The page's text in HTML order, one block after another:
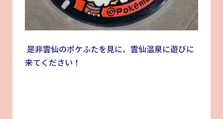
是非雲仙のポケふたを見に、雲仙温泉に遊びに
来てください！